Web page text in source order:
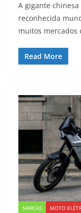
A gigante
reconhecida
muitos mercados
Read More
MARCAS MOTO